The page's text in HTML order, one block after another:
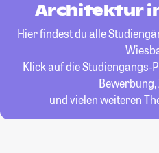
Architektur
Hier findest du alle
Klick auf die Studiengangs-
und vielen weiteren